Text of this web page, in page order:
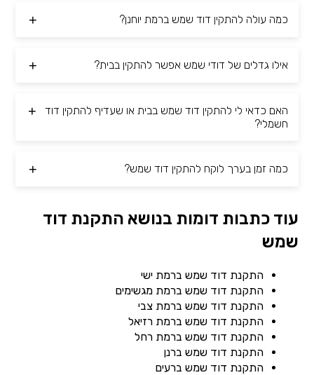
כמה עולה להתקין דוד שמש ברמת יוחנן?
אילו גדלים של דודי שמש אפשר להתקין בבית?
האם כדאי לי להתקין דוד שמש בבית או שעדיף להתקין דוד
חשמלי?
כמה זמן בערך לוקח להתקין דוד שמש?
עוד כתבות דומות בנושא התקנת דוד
שמש
התקנת דוד שמש ברמת ישי
התקנת דוד שמש ברמת מגשימים
התקנת דוד שמש ברמת צבי
התקנת דוד שמש ברמת רזיאל
התקנת דוד שמש ברמת רחל
התקנת דוד שמש ברנן
התקנת דוד שמש ברעים